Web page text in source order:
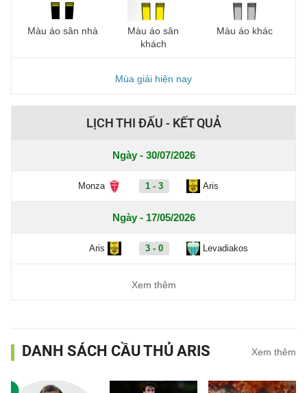
Màu áo sân nhà
Màu áo sân
khách
Màu áo khác
Mùa giải hiện nay
LỊCH THI ĐẤU - KẾT QUẢ
Ngày - 30/07/2026
Monza 1 - 3 Aris
Ngày - 17/05/2026
Aris 3 - 0 Levadiakos
Xem thêm
DANH SÁCH CẦU THỦ ARIS Xem thêm